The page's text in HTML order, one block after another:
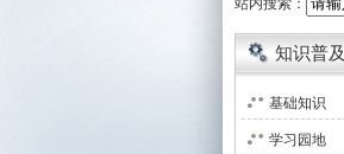
站内搜索：
知识普及
基础知识
学习园地